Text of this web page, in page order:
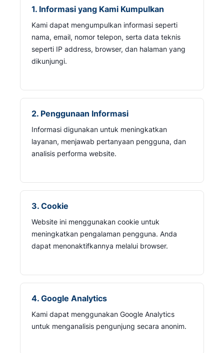
1. Informasi yang Kami Kumpulkan
Kami dapat mengumpulkan informasi seperti
nama, email, nomor telepon, serta data teknis
seperti IP address, browser, dan halaman yang
dikunjungi.
2. Penggunaan Informasi
Informasi digunakan untuk meningkatkan
layanan, menjawab pertanyaan pengguna, dan
analisis performa website.
3. Cookie
Website ini menggunakan cookie untuk
meningkatkan pengalaman pengguna. Anda
dapat menonaktifkannya melalui browser.
4. Google Analytics
Kami dapat menggunakan Google Analytics
untuk menganalisis pengunjung secara anonim.